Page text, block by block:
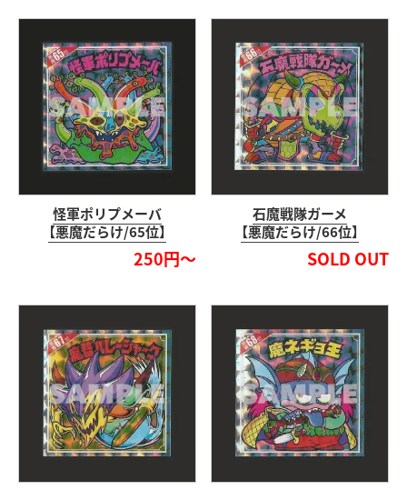
怪軍ポリプメーバ
【悪魔だらけ/65位】
250円～
石魔戦隊ガーメ
【悪魔だらけ/66位】
SOLD OUT